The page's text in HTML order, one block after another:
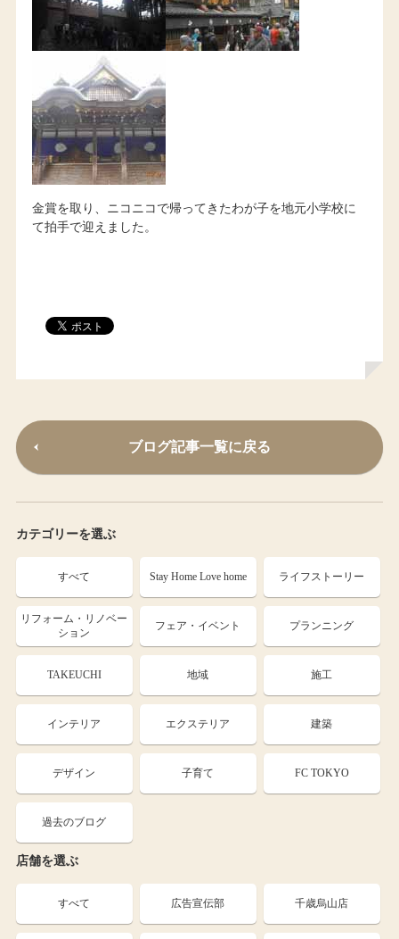
金賞を取り、ニコニコで帰ってきたわが子を地元小学校に
て拍手で迎えました。
ブログ記事一覧に戻る
カテゴリーを選ぶ
すべて Stay Home Love home ライフストーリー
リフォーム・リノベー
ション
フェア・イベント プランニング
TAKEUCHI 地域 施工
インテリア エクステリア 建築
デザイン 子育て FC TOKYO
過去のブログ
店舗を選ぶ
すべて 広告宣伝部 千歳烏山店